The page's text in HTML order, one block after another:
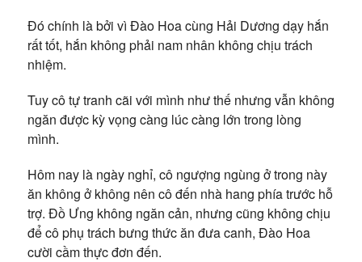
Đó chính là bởi vì Đào Hoa cùng Hải Dương dạy hắn
rất tốt, hắn không phải nam nhân không chịu trách
nhiệm.
Tuy cô tự tranh cãi với mình như thế nhưng vẫn không
ngăn được kỳ vọng càng lúc càng lớn trong lòng
mình.
Hôm nay là ngày nghỉ, cô ngượng ngùng ở trong này
ăn không ở không nên cô đến nhà hang phía trước hỗ
trợ. Đồ Ưng không ngăn cản, nhưng cũng không chịu
để cô phụ trách bưng thức ăn đưa canh, Đào Hoa
cười cầm thực đơn đến.